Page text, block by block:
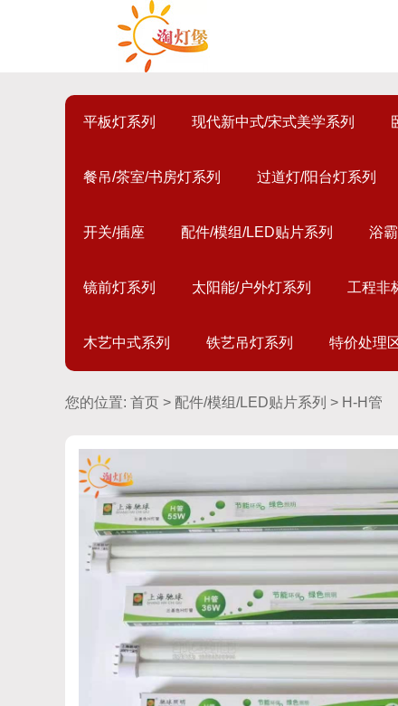
平板灯系列 现代新中式/宋式美学系列
餐吊/茶室/书房灯系列 过道灯/阳台灯系列
开关/插座 配件/模组/LED贴片系列 浴
镜前灯系列 太阳能/户外灯系列 工程非
木艺中式系列 铁艺吊灯系列 特价处理
您的位置: 首页 > 配件/模组/LED贴片系列 > H-H管